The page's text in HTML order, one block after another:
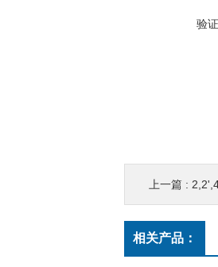
验
上一篇 :
相关产品：